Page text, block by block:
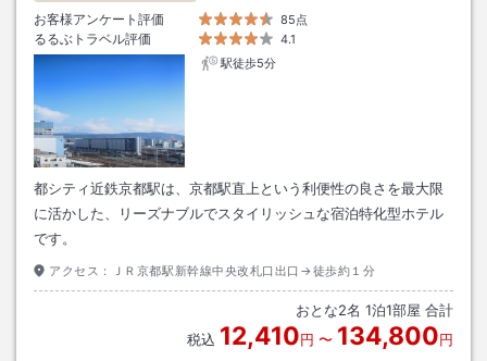
お客様アンケート評価
85点
るるぶトラベル評価
4.1
駅徒歩5分
都シティ近鉄京都駅は、京都駅直上という利便性の良さを最大限
に活かした、リーズナブルでスタイリッシュな宿泊特化型ホテル
です。
アクセス： ＪＲ京都駅新幹線中央改札口出口→徒歩約１分
おとな2名 1泊1部屋 合計
税込 12,410円 〜 134,800円